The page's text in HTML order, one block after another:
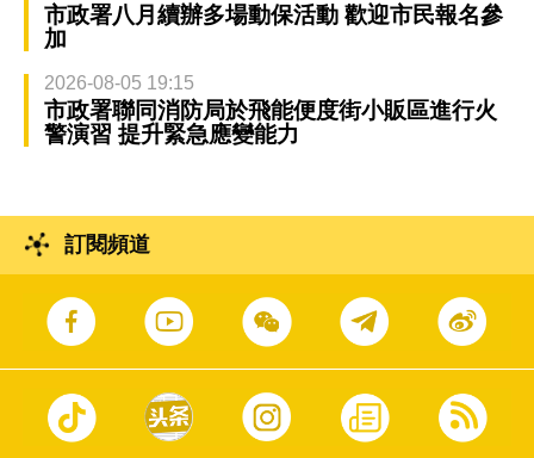
市政署八月續辦多場動保活動 歡迎市民報名參
加
2026-08-05 19:15
市政署聯同消防局於飛能便度街小販區進行火
警演習 提升緊急應變能力
訂閱頻道